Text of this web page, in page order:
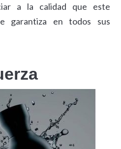
a la calidad que este
garantiza en todos sus